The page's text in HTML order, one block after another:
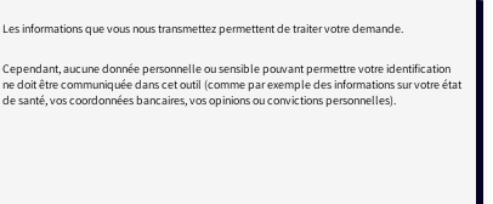
Les informations que vous nous transmettez permettent de traiter votre demande.
Cependant, aucune donnée personnelle ou sensible pouvant permettre votre identification
ne doit être communiquée dans cet outil (comme par exemple des informations sur votre état
de santé, vos coordonnées bancaires, vos opinions ou convictions personnelles).